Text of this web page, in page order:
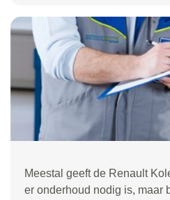
Meestal geeft de Renault
er onderhoud nodig is, maar